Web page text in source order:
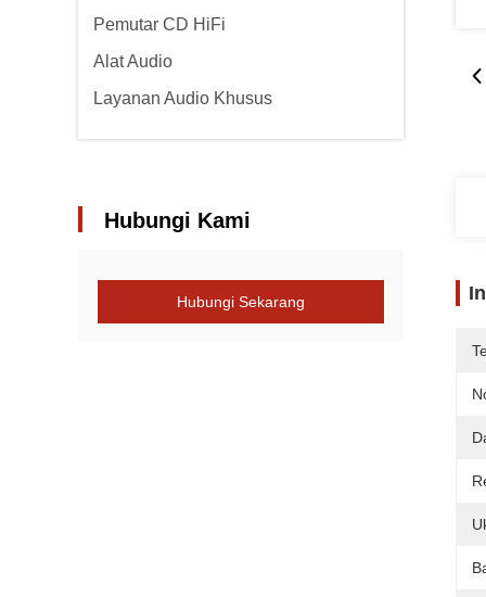
Pemutar CD HiFi
Alat Audio
Layanan Audio Khusus
Hubungi Kami
Hubungi Sekarang